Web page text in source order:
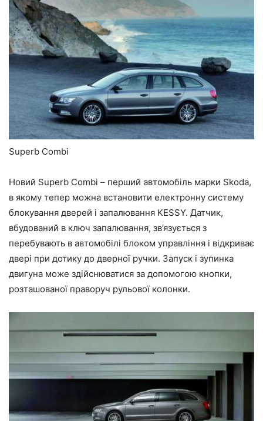
Superb Combi
Новий Superb Combi – перший автомобіль марки Skoda,
в якому тепер можна встановити електронну систему
блокування дверей і запалювання KESSY. Датчик,
вбудований в ключ запалювання, зв’язується з
перебувають в автомобілі блоком управління і відкриває
двері при дотику до дверної ручки. Запуск і зупинка
двигуна може здійснюватися за допомогою кнопки,
розташованої праворуч рульової колонки.